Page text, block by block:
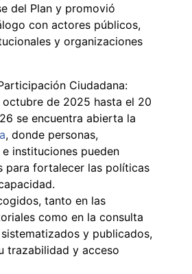
del Plan y promovió
con actores públicos,
y organizaciones
Ciudadana:
de 2025 hasta el 20
se encuentra abierta la
, donde personas,
instituciones pueden
para fortalecer las políticas
tanto en las
como en la consulta
y publicados,
trazabilidad y acceso